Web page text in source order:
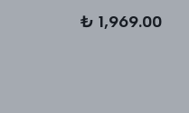
₺ 1,969.00